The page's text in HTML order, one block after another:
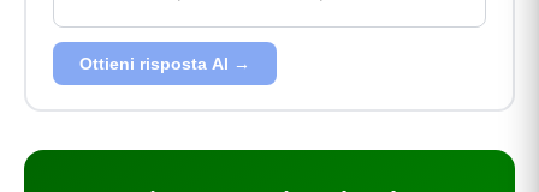
Ottieni risposta AI →